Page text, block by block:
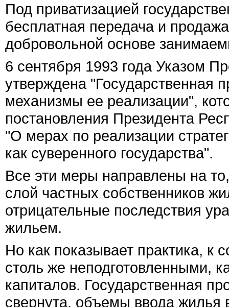
Под приватизацией
бесплатная передача и
добровольной основе
6 сентября 1993 года Указом
утверждена "Государственная
механизмы ее реализации",
постановления Президента
"О мерах по реализации
как суверенного государства".
Все эти меры направлены на
слой частных собственников
отрицательные последствия
жильем.
Но как показывает практика,
столь же неподготовленными,
капиталов. Государственная
свернута, объемы ввода жилья